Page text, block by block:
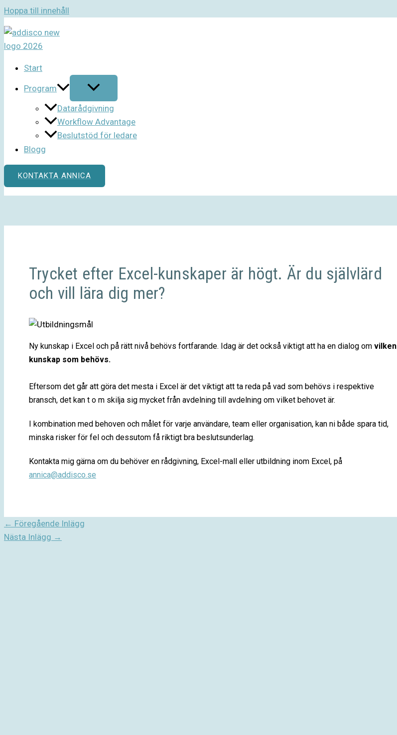
Hoppa till innehåll
Start
Program
Datarådgivning
Workflow Advantage
Beslutstöd för ledare
Blogg
KONTAKTA ANNICA
Trycket efter Excel-kunskaper är högt. Är du självlärd
och vill lära dig mer?
Ny kunskap i Excel och på rätt nivå behövs fortfarande. Idag är det också viktigt att ha en dialog om vilken
kunskap som behövs.
Eftersom det går att göra det mesta i Excel är det viktigt att ta reda på vad som behövs i respektive
bransch, det kan t o m skilja sig mycket från avdelning till avdelning om vilket behovet är.
I kombination med behoven och målet för varje användare, team eller organisation, kan ni både spara tid,
minska risker för fel och dessutom få riktigt bra beslutsunderlag.
Kontakta mig gärna om du behöver en rådgivning, Excel-mall eller utbildning inom Excel, på
annica@addisco.se
← Föregående Inlägg
Nästa Inlägg →